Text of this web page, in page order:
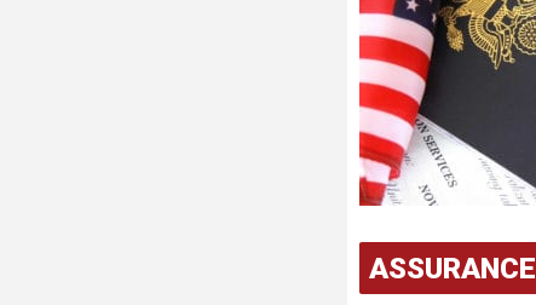
ASSURANCE